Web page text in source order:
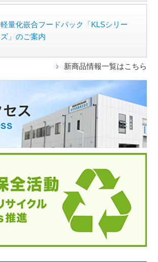
軽量化嵌合フードパック「KLSシリー
ズ」のご案内
新商品情報一覧はこちら